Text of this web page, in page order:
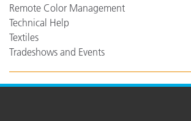
Remote Color Management
Technical Help
Textiles
Tradeshows and Events